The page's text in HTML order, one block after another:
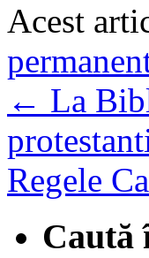
Acest
← La
Regele
Caută